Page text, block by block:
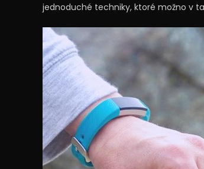
jednoduché techniky, ktoré možno v